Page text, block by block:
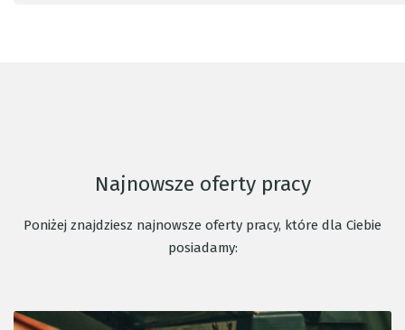
Najnowsze oferty pracy
Poniżej znajdziesz najnowsze oferty pracy, które dla Ciebie
posiadamy: